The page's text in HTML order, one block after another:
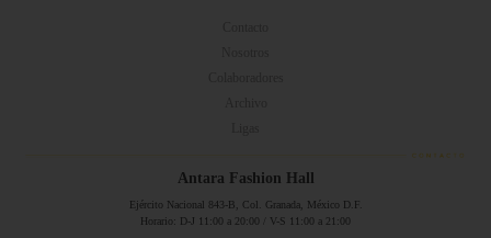
Antara Fashion Hall
Ejército Nacional 843-B, Col. Granada, México D.F.
Horario: D-J 11:00 a 20:00 / V-S 11:00 a 21:00